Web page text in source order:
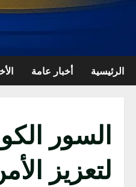
الرئيسية أخبار عامة
السور
لتعزيز